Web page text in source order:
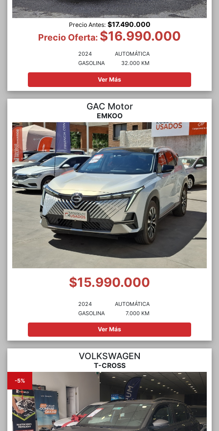
Precio Antes: $17.490.000
Precio Oferta: $16.990.000
2024
GASOLINA
AUTOMÁTICA
32.000 KM
Ver Más
GAC Motor
EMKOO
$15.990.000
2024
GASOLINA
AUTOMÁTICA
7.000 KM
Ver Más
VOLKSWAGEN
T-CROSS
-5%